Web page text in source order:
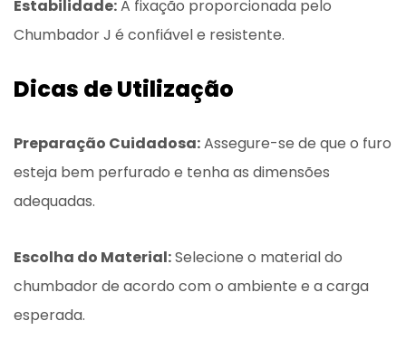
Estabilidade:A fixação proporcionada pelo
Chumbador J é confiável e resistente.
Dicas de Utilização
Preparação Cuidadosa:Assegure-se de que o furo
esteja bem perfurado e tenha as dimensões
adequadas.
Escolha do Material:Selecione o material do
chumbador de acordo com o ambiente e a carga
esperada.